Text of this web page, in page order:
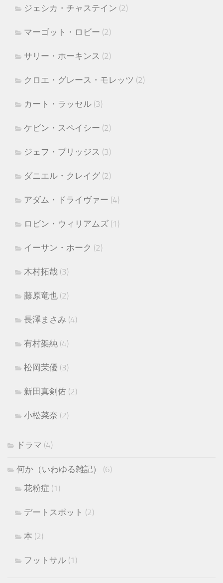
ジェシカ・チャステイン (2)
マーゴット・ロビー (2)
サリー・ホーキンス (2)
クロエ・グレース・モレッツ (2)
カート・ラッセル (3)
ケビン・スペイシー (2)
ジェフ・ブリッジス (3)
ダニエル・クレイグ (2)
アダム・ドライヴァー (4)
ロビン・ウィリアムズ (1)
イーサン・ホーク (2)
木村拓哉 (3)
藤原竜也 (2)
長澤まさみ (4)
有村架純 (4)
松岡茉優 (3)
新田真剣佑 (2)
小松菜奈 (2)
ドラマ (4)
何か（いわゆる雑記）
(6)
花粉症 (1)
デートスポット (2)
本 (2)
フットサル (1)